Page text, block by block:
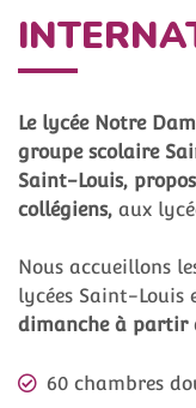
Le lycée Notre
groupe scolaire
Saint-Louis,
collégiens, aux
Nous accueillons
lycées Saint-Louis
dimanche à partir
60 chambres